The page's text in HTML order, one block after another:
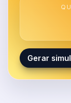
Gerar